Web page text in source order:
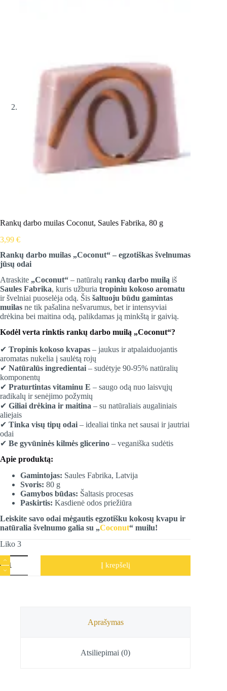
Rankų darbo muilas Coconut, Saules Fabrika, 80 g
3,99 €
Rankų darbo muilas „Coconut“ – egzotiškas švelnumas
jūsų odai
Atraskite „Coconut“ – natūralų rankų darbo muilą iš
Saules Fabrika, kuris užburia tropiniu kokoso aromatu
ir švelniai puoselėja odą. Šis šaltuoju būdu gamintas
muilas ne tik pašalina nešvarumus, bet ir intensyviai
drėkina bei maitina odą, palikdamas ją minkštą ir gaivią.
Kodėl verta rinktis rankų darbo muilą „Coconut“?
✔ Tropinis kokoso kvapas – jaukus ir atpalaiduojantis
aromatas nukelia į saulėtą rojų
✔ Natūralūs ingredientai – sudėtyje 90-95% natūralių
komponentų
✔ Praturtintas vitaminu E – saugo odą nuo laisvųjų
radikalų ir senėjimo požymių
✔ Giliai drėkina ir maitina – su natūraliais augaliniais
aliejais
✔ Tinka visų tipų odai – idealiai tinka net sausai ir jautriai
odai
✔ Be gyvūninės kilmės glicerino – veganiška sudėtis
Apie produktą:
Gamintojas: Saules Fabrika, Latvija
Svoris: 80 g
Gamybos būdas: Šaltasis procesas
Paskirtis: Kasdienė odos priežiūra
Leiskite savo odai mėgautis egzotišku kokosų kvapu ir
natūralia švelnumo galia su „Coconut“ muilu!
Liko 3
produkto
kiekis:
Rankų
Į krepšelį
Aprašymas
Atsiliepimai (0)